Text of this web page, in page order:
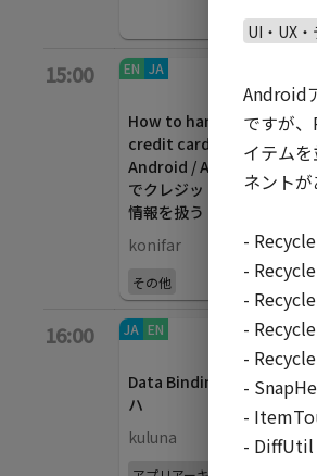
15:00 EN JA
40min
How to handle the
credit card data on
Android / Android
でクレジットカード
情報を扱う
konifar
その他
16:00 JA EN App bars/
min
Data Bindingのイロ
ハ
kuluna
EN
UI・UX
Android
ですが
イテム
ネントが
-
-
-
-
-
-
-
- DiffUtil